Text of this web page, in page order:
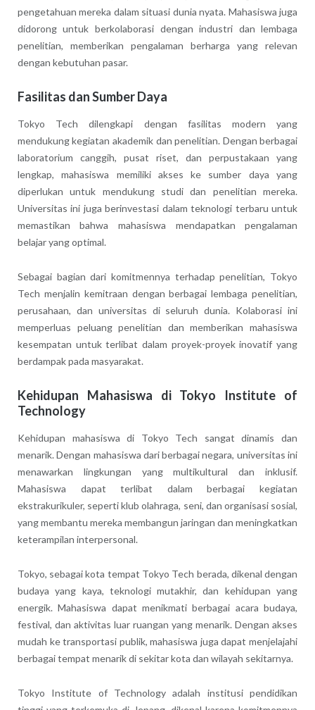
pengetahuan mereka dalam situasi dunia nyata. Mahasiswa juga
didorong untuk berkolaborasi dengan industri dan lembaga
penelitian, memberikan pengalaman berharga yang relevan
dengan kebutuhan pasar.
Fasilitas dan Sumber Daya
Tokyo Tech dilengkapi dengan fasilitas modern yang
mendukung kegiatan akademik dan penelitian. Dengan berbagai
laboratorium canggih, pusat riset, dan perpustakaan yang
lengkap, mahasiswa memiliki akses ke sumber daya yang
diperlukan untuk mendukung studi dan penelitian mereka.
Universitas ini juga berinvestasi dalam teknologi terbaru untuk
memastikan bahwa mahasiswa mendapatkan pengalaman
belajar yang optimal.
Sebagai bagian dari komitmennya terhadap penelitian, Tokyo
Tech menjalin kemitraan dengan berbagai lembaga penelitian,
perusahaan, dan universitas di seluruh dunia. Kolaborasi ini
memperluas peluang penelitian dan memberikan mahasiswa
kesempatan untuk terlibat dalam proyek-proyek inovatif yang
berdampak pada masyarakat.
Kehidupan Mahasiswa di Tokyo Institute of
Technology
Kehidupan mahasiswa di Tokyo Tech sangat dinamis dan
menarik. Dengan mahasiswa dari berbagai negara, universitas ini
menawarkan lingkungan yang multikultural dan inklusif.
Mahasiswa dapat terlibat dalam berbagai kegiatan
ekstrakurikuler, seperti klub olahraga, seni, dan organisasi sosial,
yang membantu mereka membangun jaringan dan meningkatkan
keterampilan interpersonal.
Tokyo, sebagai kota tempat Tokyo Tech berada, dikenal dengan
budaya yang kaya, teknologi mutakhir, dan kehidupan yang
energik. Mahasiswa dapat menikmati berbagai acara budaya,
festival, dan aktivitas luar ruangan yang menarik. Dengan akses
mudah ke transportasi publik, mahasiswa juga dapat menjelajahi
berbagai tempat menarik di sekitar kota dan wilayah sekitarnya.
Tokyo Institute of Technology adalah institusi pendidikan